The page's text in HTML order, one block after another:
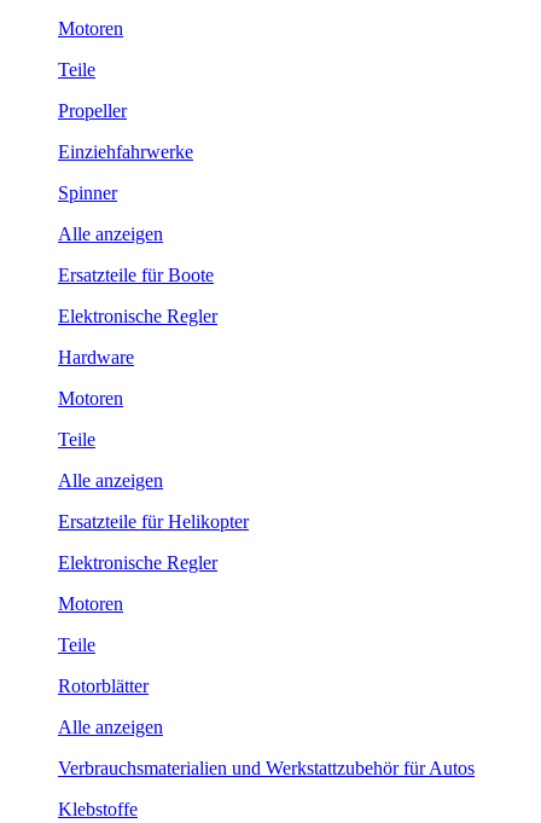
Motoren
Teile
Propeller
Einziehfahrwerke
Spinner
Alle anzeigen
Ersatzteile für Boote
Elektronische Regler
Hardware
Motoren
Teile
Alle anzeigen
Ersatzteile für Helikopter
Elektronische Regler
Motoren
Teile
Rotorblätter
Alle anzeigen
Verbrauchsmaterialien und Werkstattzubehör für Autos
Klebstoffe